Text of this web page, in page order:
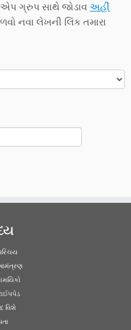
ગ્રુપ સાથે જોડાવઅહીં
નવા લેખની લિંક તમારા
વિશે